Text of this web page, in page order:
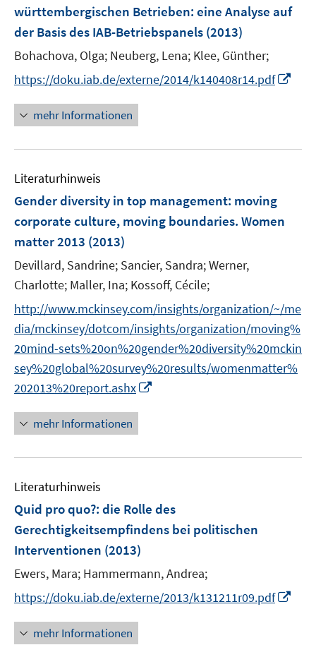
württembergischen Betrieben: eine Analyse auf
der Basis des IAB-Betriebspanels (2013)
Bohachova, Olga; Neuberg, Lena; Klee, Günther;
https://doku.iab.de/externe/2014/k140408r14.pdf
u
ö
f
f
n
mehr Informationen
Literaturhinweis
Gender diversity in top management: moving
corporate culture, moving boundaries. Women
matter 2013 (2013)
Devillard, Sandrine; Sancier, Sandra;Werner,
Charlotte; Maller, Ina; Kossoff, Cécile;
http://www.mckinsey.com/insights/organization/~/me
dia/mckinsey/dotcom/insights/organization/moving%
20mind-sets%20on%20gender%20diversity%20mckin
sey%20global%20survey%20results/womenmatter%
202013%20report.ashx
u
F
n
t
r
mehr Informationen
Literaturhinweis
Quid pro quo?: die Rolle des
Gerechtigkeitsempfindens bei politischen
Interventionen (2013)
Ewers, Mara; Hammermann, Andrea;
https://doku.iab.de/externe/2013/k131211r09.pdf
mehr Informationen